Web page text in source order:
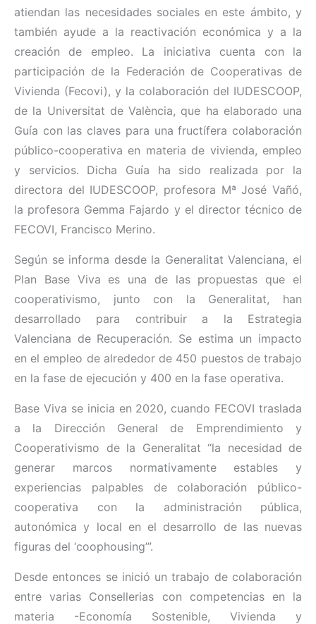
atiendan las necesidades sociales en este ámbito, y
también ayude a la reactivación económica y a la
creación de empleo. La iniciativa cuenta con la
participación de la Federación de Cooperativas de
Vivienda (Fecovi), y la colaboración del IUDESCOOP,
de la Universitat de València, que ha elaborado una
Guía con las claves para una fructífera colaboración
público-cooperativa en materia de vivienda, empleo
y servicios. Dicha Guía ha sido realizada por la
directora del IUDESCOOP, profesora Mª José Vañó,
la profesora Gemma Fajardo y el director técnico de
FECOVI, Francisco Merino.
Según se informa desde la Generalitat Valenciana, el
Plan Base Viva es una de las propuestas que el
cooperativismo, junto con la Generalitat, han
desarrollado para contribuir a la Estrategia
Valenciana de Recuperación. Se estima un impacto
en el empleo de alrededor de 450 puestos de trabajo
en la fase de ejecución y 400 en la fase operativa.
Base Viva se inicia en 2020, cuando FECOVI traslada
a la Dirección General de Emprendimiento y
Cooperativismo de la Generalitat “la necesidad de
generar marcos normativamente estables y
experiencias palpables de colaboración público-
cooperativa con la administración pública,
autonómica y local en el desarrollo de las nuevas
figuras del ‘coophousing’”.
Desde entonces se inició un trabajo de colaboración
entre varias Consellerias con competencias en la
materia -Economía Sostenible, Vivienda y